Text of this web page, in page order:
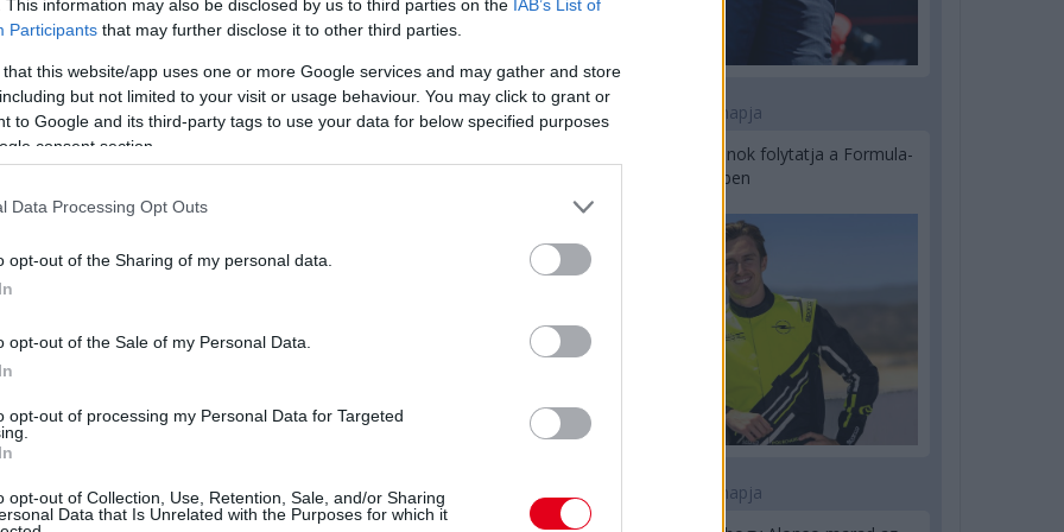
This information may also be disclosed by us to third parties on the IAB’s List of
Participants that may further disclose it to other third parties.
that this website/app uses one or more Google services and may gather and store
but not limited to your visit or usage behaviour. You may click to grant or
to Google and its third-party tags to use your data for below specified purposes
consent section.
Data Processing Opt Outs
opt-out of the Sharing of my personal data.
opt-out of the Sale of my Personal Data.
opt-out of processing my Personal Data for Targeted
opt-out of Collection, Use, Retention, Sale, and/or Sharing
Data that Is Unrelated with the Purposes for which it
Ducati
1'33.630
3
1'34.162
3 KTM
1'34.322
Gresini Aprilia
az alábbi gombokkal:
1 napja
Újabb korábbi F2-es bajnok folytatja a Formula-
E-ben
1 napja